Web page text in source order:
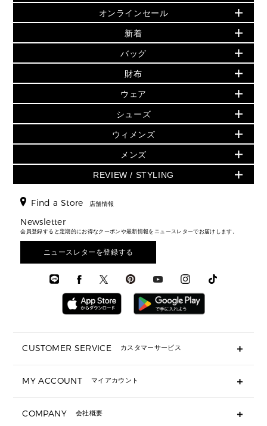
セールおすすめアイテム
▶ ウィメンズ
バッグ
小物
シューズ・靴
ウェア
アクセサリー
時計
▶ メンズ
バッグ
ウェア
アクセサリー
オンラインセール
PRODUCT OF THE MONTH - 今月の特別価格
再値下げアイテム
追加アイテム
▶ ウィメンズすべて(ウェア・シューズ除く)
バッグ
財布・小物
ウェア
シューズ
時計・ジュエリー
アクセサリー
メンズ バッグ
メンズ 財布・小物
メンズ シューズ
メンズ ウェア
メンズ 時計・その他
新着
夏のスタイル
▶ すべて
▶ ウィメンズすべて
財布・小物
アクセサリー
フレグランス
シューズ
▶ メンズすべて
メンズ財布・小物
メンズアクセサリー
メンズウェア
バッグ
人気の定番アイテム
日本限定 - バッグ
▶ ウィメンズすべて
トートバッグ
ショルダーバッグ
クロスボディ・斜め掛け
トラベル
3 IN 1 / 2 IN 1 バッグ
▶ メンズすべて
財布
日本限定 - 財布・小物
▶ ウィメンズすべて
GREENWICH
折り財布(二つ折り・三つ折り)
長財布
▶ メンズすべて
ウェア
▶ ウィメンズすべて
トップス
スカート・パンツ
ジャケット・アウター
▶ メンズすべて
シューズ
▶ ウィメンズすべて
サンダル
スニーカー
▶ メンズすべて
ウィメンズ
人気の定番アイテム
▶ ウィメンズすべて
▶ バッグすべて
通勤・通学アイテム
3 IN 1 バッグ
ミニ財布・フラグメントケース
▶ 小物すべて
定期ケース・カードケース・名刺入れ
メンズ
▶ メンズすべて
財布・小物
時計・ジュエリー
アクセサリー
REVIEW / STYLING
エディターレビュー
Find a Store 店舗情報
Newsletter
会員登録すると定期的にお得なクーポンや最新情報をニュースレターでお届けします。
ニュースレターを登録する
CUSTOMER SERVICE カスタマーサービス
ギフト用にラッピングができますか？
ショッピングバッグを購入商品分送ってもらえますか？
注文後に完了メールが受信できないのですが？
MY ACCOUNT マイアカウント
COMPANY 会社概要